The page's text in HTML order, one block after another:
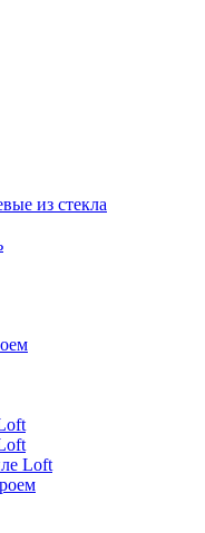
из стекла
Loft